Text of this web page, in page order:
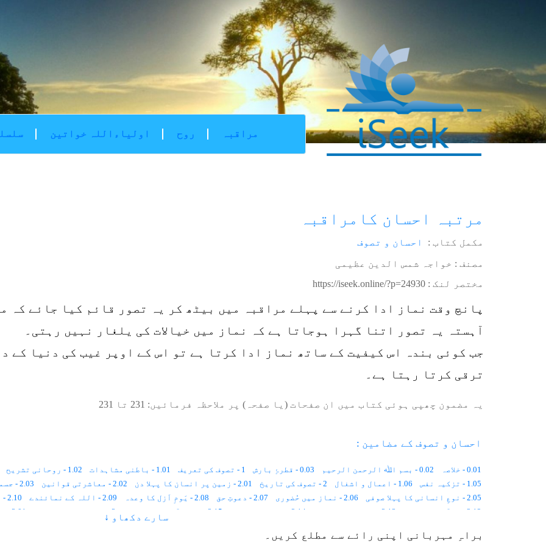
اولیاءاللہ خواتین روح مراقبہ
مرتبہ احسان کامراقبہ
مکمل کتاب : احسان و تصوف
مصنف : خواجہ شمس الدین عظیمی
مختصر لنک : https://iseek.online/?p=24930
پانچ وقت نماز ادا کرنے سے پہلے مراقبہ میں بیٹھ کر یہ تصور قائم کیا جائے کہ
آہستہ یہ تصور اتنا گہرا ہوجاتا ہے کہ نماز میں خیالات کی یلغار نہیں رہتی۔
جب کوئی بندہ اس کیفیت کے ساتھ نماز ادا کرتا ہے تو اس کے اوپر غیب کی دنیا کے
ترقی کرتا رہتا ہے۔
یہ مضمون چھپی ہوئی کتاب میں ان صفحات (یا صفحہ) پر ملاحظہ فرمائیں: 231 تا 231
احسان و تصوف کے مضامین :
0.01 - خلاصہ 0.02 - بسم اﷲ الرحمن الرحیم 0.03 - قطرۂِ بارش 1 - تصوف کی تعریف 1.01 - باطنی مشاہدات 1.02 - روحانی تشریح
1.05 - تزکیہ نفس
1.06 - اعمال و اشغال 2 - تصوف کی تاریخ 2.01 - زمین پر انسان کا پہلا دن 2.02 - معاشرتی قوانین 2.03 - جسمانی رُخ ، روحانی رُخ
2.05 - نوعِ انسانی کا پہلا صوفی
2.06 - نماز میں حُضوری 2.07 - دعوتِ حق 2.08 - یَومِ اَزل کا وعدہ 2.09 - اللہ کے نمائندے 2.10 - اللہ کی بادشاہی کا رُکن
2.12 - قرآن اور تصوّف
2.13 - گھڑی کی سوئیاں 2.14 - پیدائشی شعور 2.15 - پہلے آسمان کا شعور 3 - تصوّف اور رَہبانیّت 3.01 - تَرکِ دُنیا
3.07 - تصوّف اور سائنس
4.03 - منافِقانہ طرزِ عمل
4.04 - تارِکُ الدّنیا 4.05 - تھیا سوفی
سارے دکھاو ↓
براہِ مہربانی اپنی رائے سے مطلع کریں۔